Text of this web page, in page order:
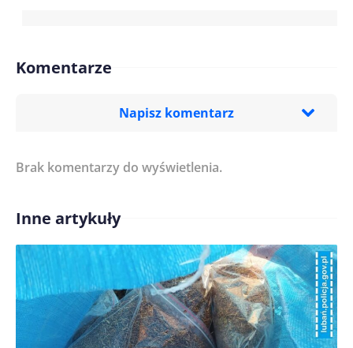
Komentarze
Napisz komentarz
Treść komentarza*
Imię/ Nick*
Brak komentarzy do wyświetlenia.
Inne artykuły